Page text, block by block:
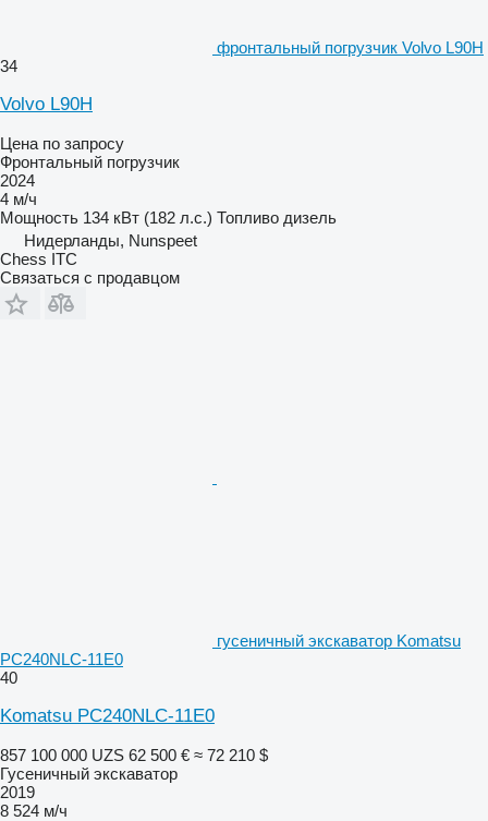
фронтальный погрузчик Volvo L90H
34
Volvo L90H
Цена по запросу
Фронтальный погрузчик
2024
4 м/ч
Мощность 134 кВт (182 л.с.) Топливо дизель
Нидерланды, Nunspeet
Chess ITC
Связаться с продавцом
гусеничный экскаватор Komatsu
PC240NLC-11E0
40
Komatsu PC240NLC-11E0
857 100 000 UZS 62 500 € ≈ 72 210 $
Гусеничный экскаватор
2019
8 524 м/ч